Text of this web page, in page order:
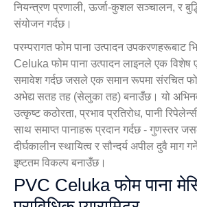
नियन्त्रण प्रणाली, ऊर्जा-कुशल सञ्चालन, र
संयोजन गर्दछ।
परम्परागत फोम पाना उत्पादन उपकरणहरूबाट
Celuka फोम पाना उत्पादन लाइनले एक
समावेश गर्दछ जसले एक समान रूपमा संरचित
अभेद्य सतह तह (सेलुका तह) बनाउँछ। यो अभिनव
उत्कृष्ट कठोरता, प्रभाव प्रतिरोध, पानी
साथ समाप्त पानाहरू प्रदान गर्दछ - गुणस्तर
दीर्घकालीन स्थायित्व र सौन्दर्य अपील दुवै माग
इष्टतम विकल्प बनाउँछ।
PVC Celuka फोम पाना